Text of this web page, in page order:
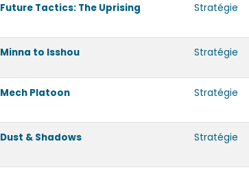
Future Tactics: The Uprising Stratégie
Minna to Isshou Stratégie
Mech Platoon Stratégie
Dust & Shadows Stratégie